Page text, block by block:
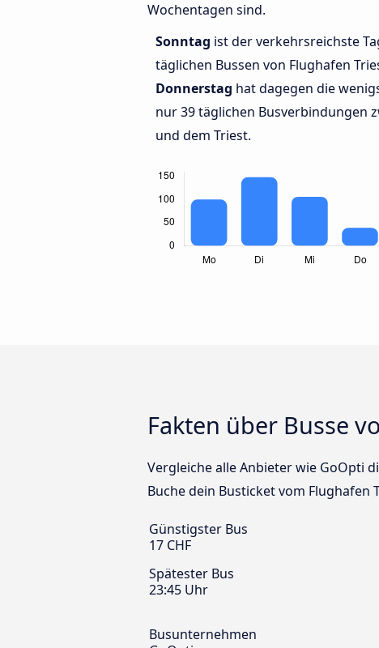
Wochentagen sind.
Sonntag ist der verkehrsreichste
täglichen Bussen von Flughafen
Donnerstag hat dagegen die
nur 39 täglichen Busverbindungen
und dem Triest.
Fakten über Busse
Vergleiche alle Anbieter wie GoOpti
Buche dein Busticket vom Flughafen
Günstigster Bus
17 CHF
Spätester Bus
23:45 Uhr
Busunternehmen